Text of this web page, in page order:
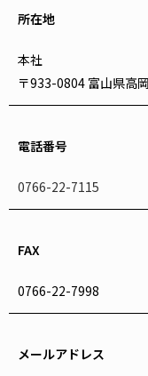
所在地
本社
〒933-0804 富山県高
電話番号
0766-22-7115
FAX
0766-22-7998
メールアドレス